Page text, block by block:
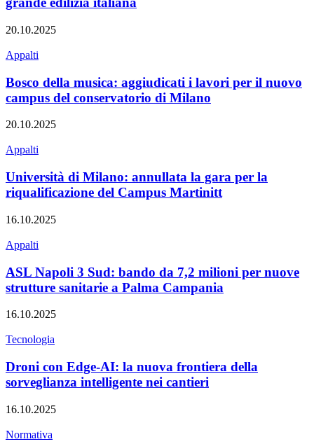
20.10.2025
Appalti
Bosco della musica: aggiudicati i lavori per il nuovo
campus del conservatorio di Milano
20.10.2025
Appalti
Università di Milano: annullata la gara per la
riqualificazione del Campus Martinitt
16.10.2025
Appalti
ASL Napoli 3 Sud: bando da 7,2 milioni per nuove
strutture sanitarie a Palma Campania
16.10.2025
Tecnologia
Droni con Edge-AI: la nuova frontiera della
sorveglianza intelligente nei cantieri
16.10.2025
Normativa